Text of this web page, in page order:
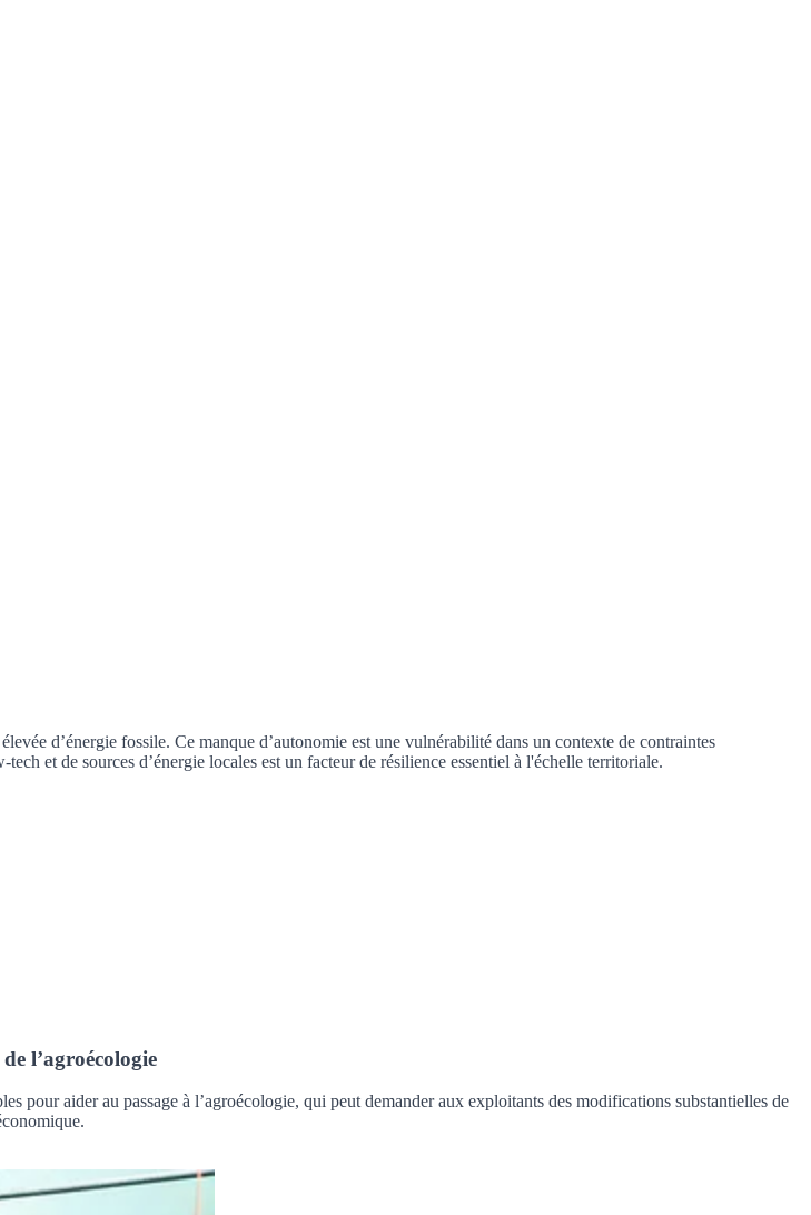
d’énergie fossile. Ce manque d’autonomie est une vulnérabilité dans un contexte de contraintes
et de sources d’énergie locales est un facteur de résilience essentiel à l'échelle territoriale.
l’agroécologie
pour aider au passage à l’agroécologie, qui peut demander aux exploitants des modifications substantielles de